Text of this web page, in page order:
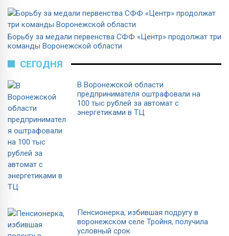
Борьбу за медали первенства СФФ «Центр» продолжат три
команды Воронежской области
СЕГОДНЯ
В Воронежской области
предпринимателя оштрафовали на
100 тыс рублей за автомат с
энергетиками в ТЦ
Пенсионерка, избившая подругу в
воронежском селе Тройня, получила
условный срок